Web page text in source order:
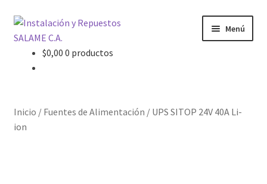
Ir
a
navegación
Ir
al
contenido
Menú
Contacto
$0,00 0 productos
Inicio / Fuentes de Alimentación / UPS SITOP 24V 40A Li-
ion